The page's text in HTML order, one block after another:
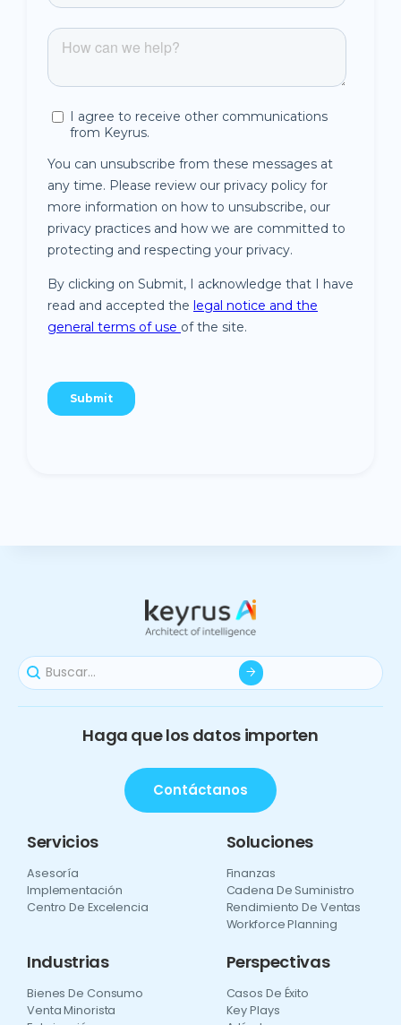
Haga que los datos importen
Contáctanos
Servicios
Asesoría
Implementación
Centro De Excelencia
Soluciones
Finanzas
Cadena De Suministro
Rendimiento De Ventas
Workforce Planning
Industrias
Bienes De Consumo
Venta Minorista
Perspectivas
Casos De Éxito
Key Plays